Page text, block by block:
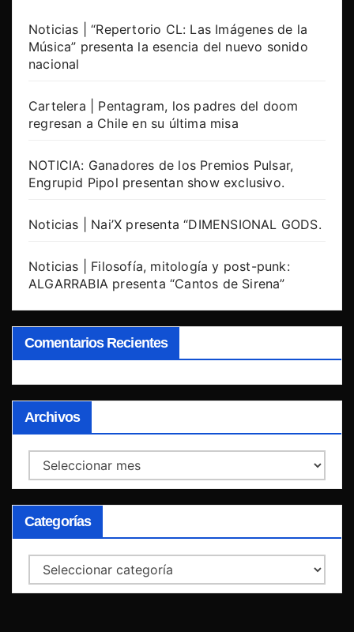
Noticias | “Repertorio CL: Las Imágenes de la
Música” presenta la esencia del nuevo sonido
nacional
Cartelera | Pentagram, los padres del doom
regresan a Chile en su última misa
NOTICIA: Ganadores de los Premios Pulsar,
Engrupid Pipol presentan show exclusivo.
Noticias | Nai’X presenta “DIMENSIONAL GODS.
Noticias | Filosofía, mitología y post-punk:
ALGARRABIA presenta “Cantos de Sirena”
Comentarios Recientes
Archivos
Archivos
Categorías
Categorías